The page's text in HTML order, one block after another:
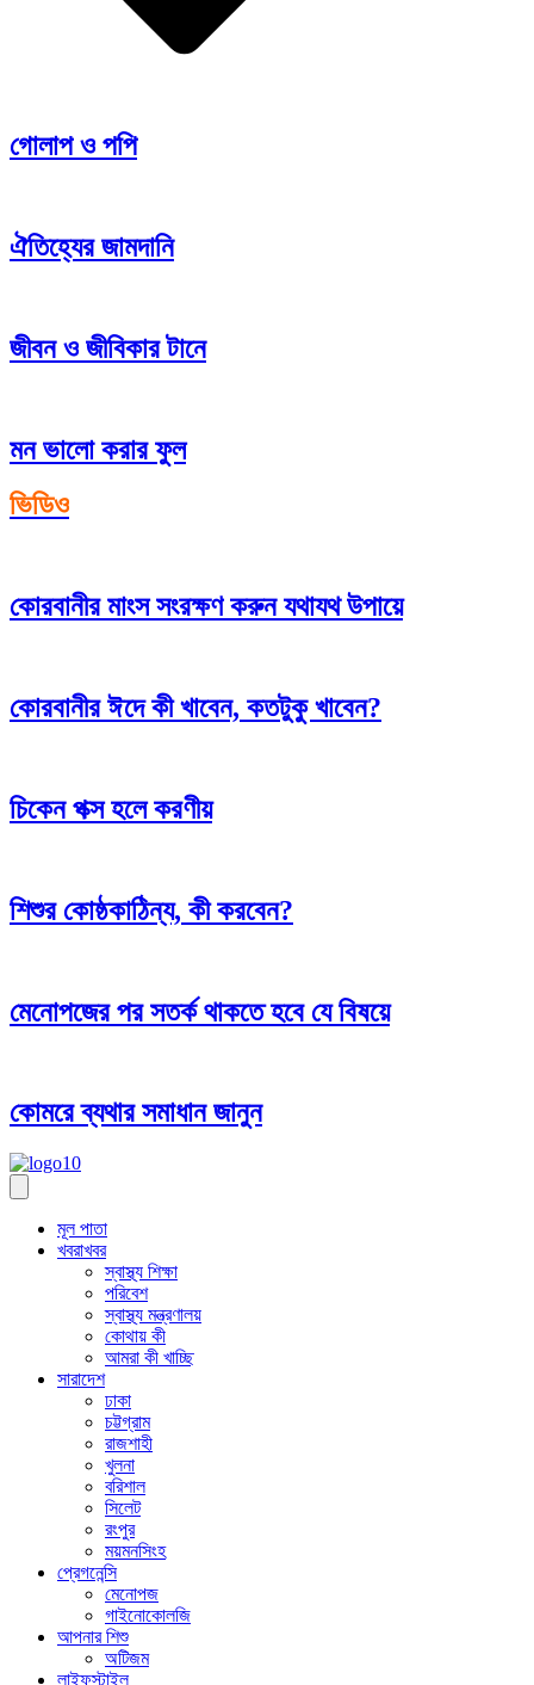
গোলাপ ও পপি
ঐতিহ্যের জামদানি
জীবন ও জীবিকার টানে
মন ভালো করার ফুল
ভিডিও
কোরবানীর মাংস সংরক্ষণ করুন যথাযথ উপায়ে
কোরবানীর ঈদে কী খাবেন, কতটুকু খাবেন?
চিকেন পক্স হলে করণীয়
শিশুর কোষ্ঠকাঠিন্য, কী করবেন?
মেনোপজের পর সতর্ক থাকতে হবে যে বিষয়ে
কোমরে ব্যথার সমাধান জানুন
মূল পাতা
খবরাখবর
স্বাস্থ্য শিক্ষা
পরিবেশ
স্বাস্থ্য মন্ত্রণালয়
কোথায় কী
আমরা কী খাচ্ছি
সারাদেশ
ঢাকা
চট্টগ্রাম
রাজশাহী
খুলনা
বরিশাল
সিলেট
রংপুর
ময়মনসিংহ
প্রেগনেন্সি
মেনোপজ
গাইনোকোলজি
আপনার শিশু
অটিজম
লাইফস্টাইল